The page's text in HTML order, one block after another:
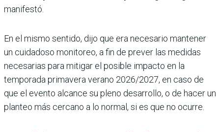
manifestó.
En el mismo sentido, dijo que era necesario mantener
un cuidadoso monitoreo, a fin de prever las medidas
necesarias para mitigar el posible impacto en la
temporada primavera verano 2026/2027, en caso de
que el evento alcance su pleno desarrollo, o de hacer un
planteo más cercano a lo normal, si es que no ocurre.